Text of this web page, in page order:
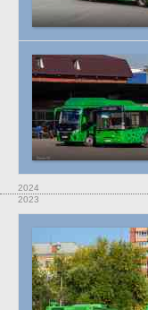
2024
2023